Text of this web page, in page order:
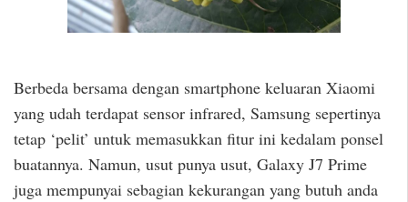
Berbeda bersama dengan smartphone keluaran Xiaomi
yang udah terdapat sensor infrared, Samsung sepertinya
tetap ‘pelit’ untuk memasukkan fitur ini kedalam ponsel
buatannya. Namun, usut punya usut, Galaxy J7 Prime
juga mempunyai sebagian kekurangan yang butuh anda